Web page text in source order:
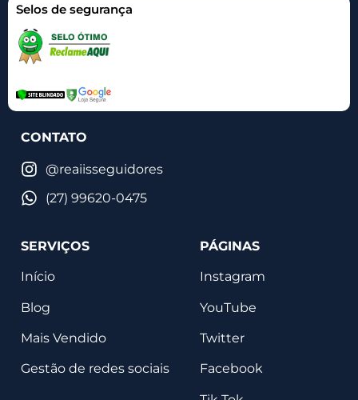
Selos de segurança
CONTATO
@reaiisseguidores
(27) 99620-0475
SERVIÇOS
Início
Blog
Mais Vendido
Gestão de redes sociais
PÁGINAS
Instagram
YouTube
Twitter
Facebook